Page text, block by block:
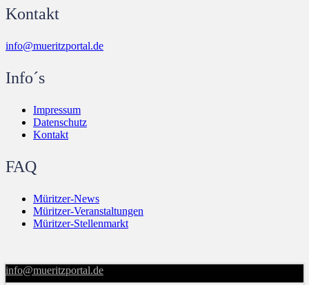
Kontakt
info@mueritzportal.de
Info´s
Impressum
Datenschutz
Kontakt
FAQ
Müritzer-News
Müritzer-Veranstaltungen
Müritzer-Stellenmarkt
info@mueritzportal.de